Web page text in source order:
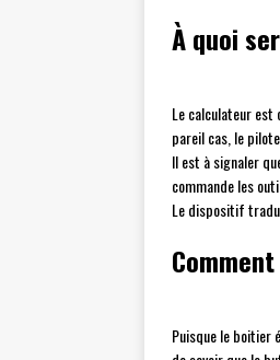
À quoi
Le calculateur est
pareil cas, le
Il est à signaler
commande les
Le dispositif
Puisque le boitier